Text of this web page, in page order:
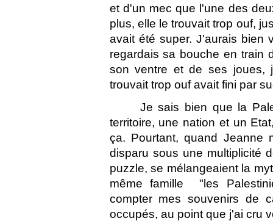
et d'un mec que l'une des
plus, elle le trouvait trop ouf,
avait été super. J'aurais bien
regardais sa bouche en train
son ventre et de ses joues,
trouvait trop ouf avait fini par
Je sais bien que la
territoire, une nation et un
ça. Pourtant, quand Jeanne
disparu sous une multiplicité
puzzle, se mélangeaient la
même famille  "les
compter mes souvenirs de
occupés, au point que j'ai cru